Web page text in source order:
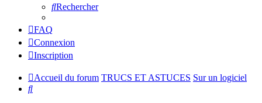
Rechercher
FAQ
Connexion
Inscription
Accueil du forum TRUCS ET ASTUCES Sur un logiciel
Rechercher